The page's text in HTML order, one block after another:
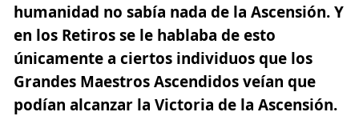
humanidad no sabía nada de la Ascensión. Y
en los Retiros se le hablaba de esto
únicamente a ciertos individuos que los
Grandes Maestros Ascendidos veían que
podían alcanzar la Victoria de la Ascensión.